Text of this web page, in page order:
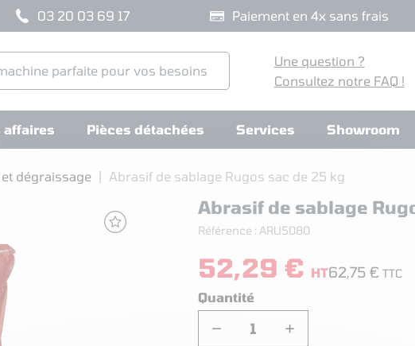
03 20 03 69 17 Paiement en 4x sans frais
Une question ?
Consultez notre FAQ !
affaires Pièces détachées Services Showroom
dégraissage Abrasif de sablage Rugos sac de 25 kg
Abrasif de sablage
Référence : ARU5080
52,29 € HT62,75 € TTC
Quantité
− +